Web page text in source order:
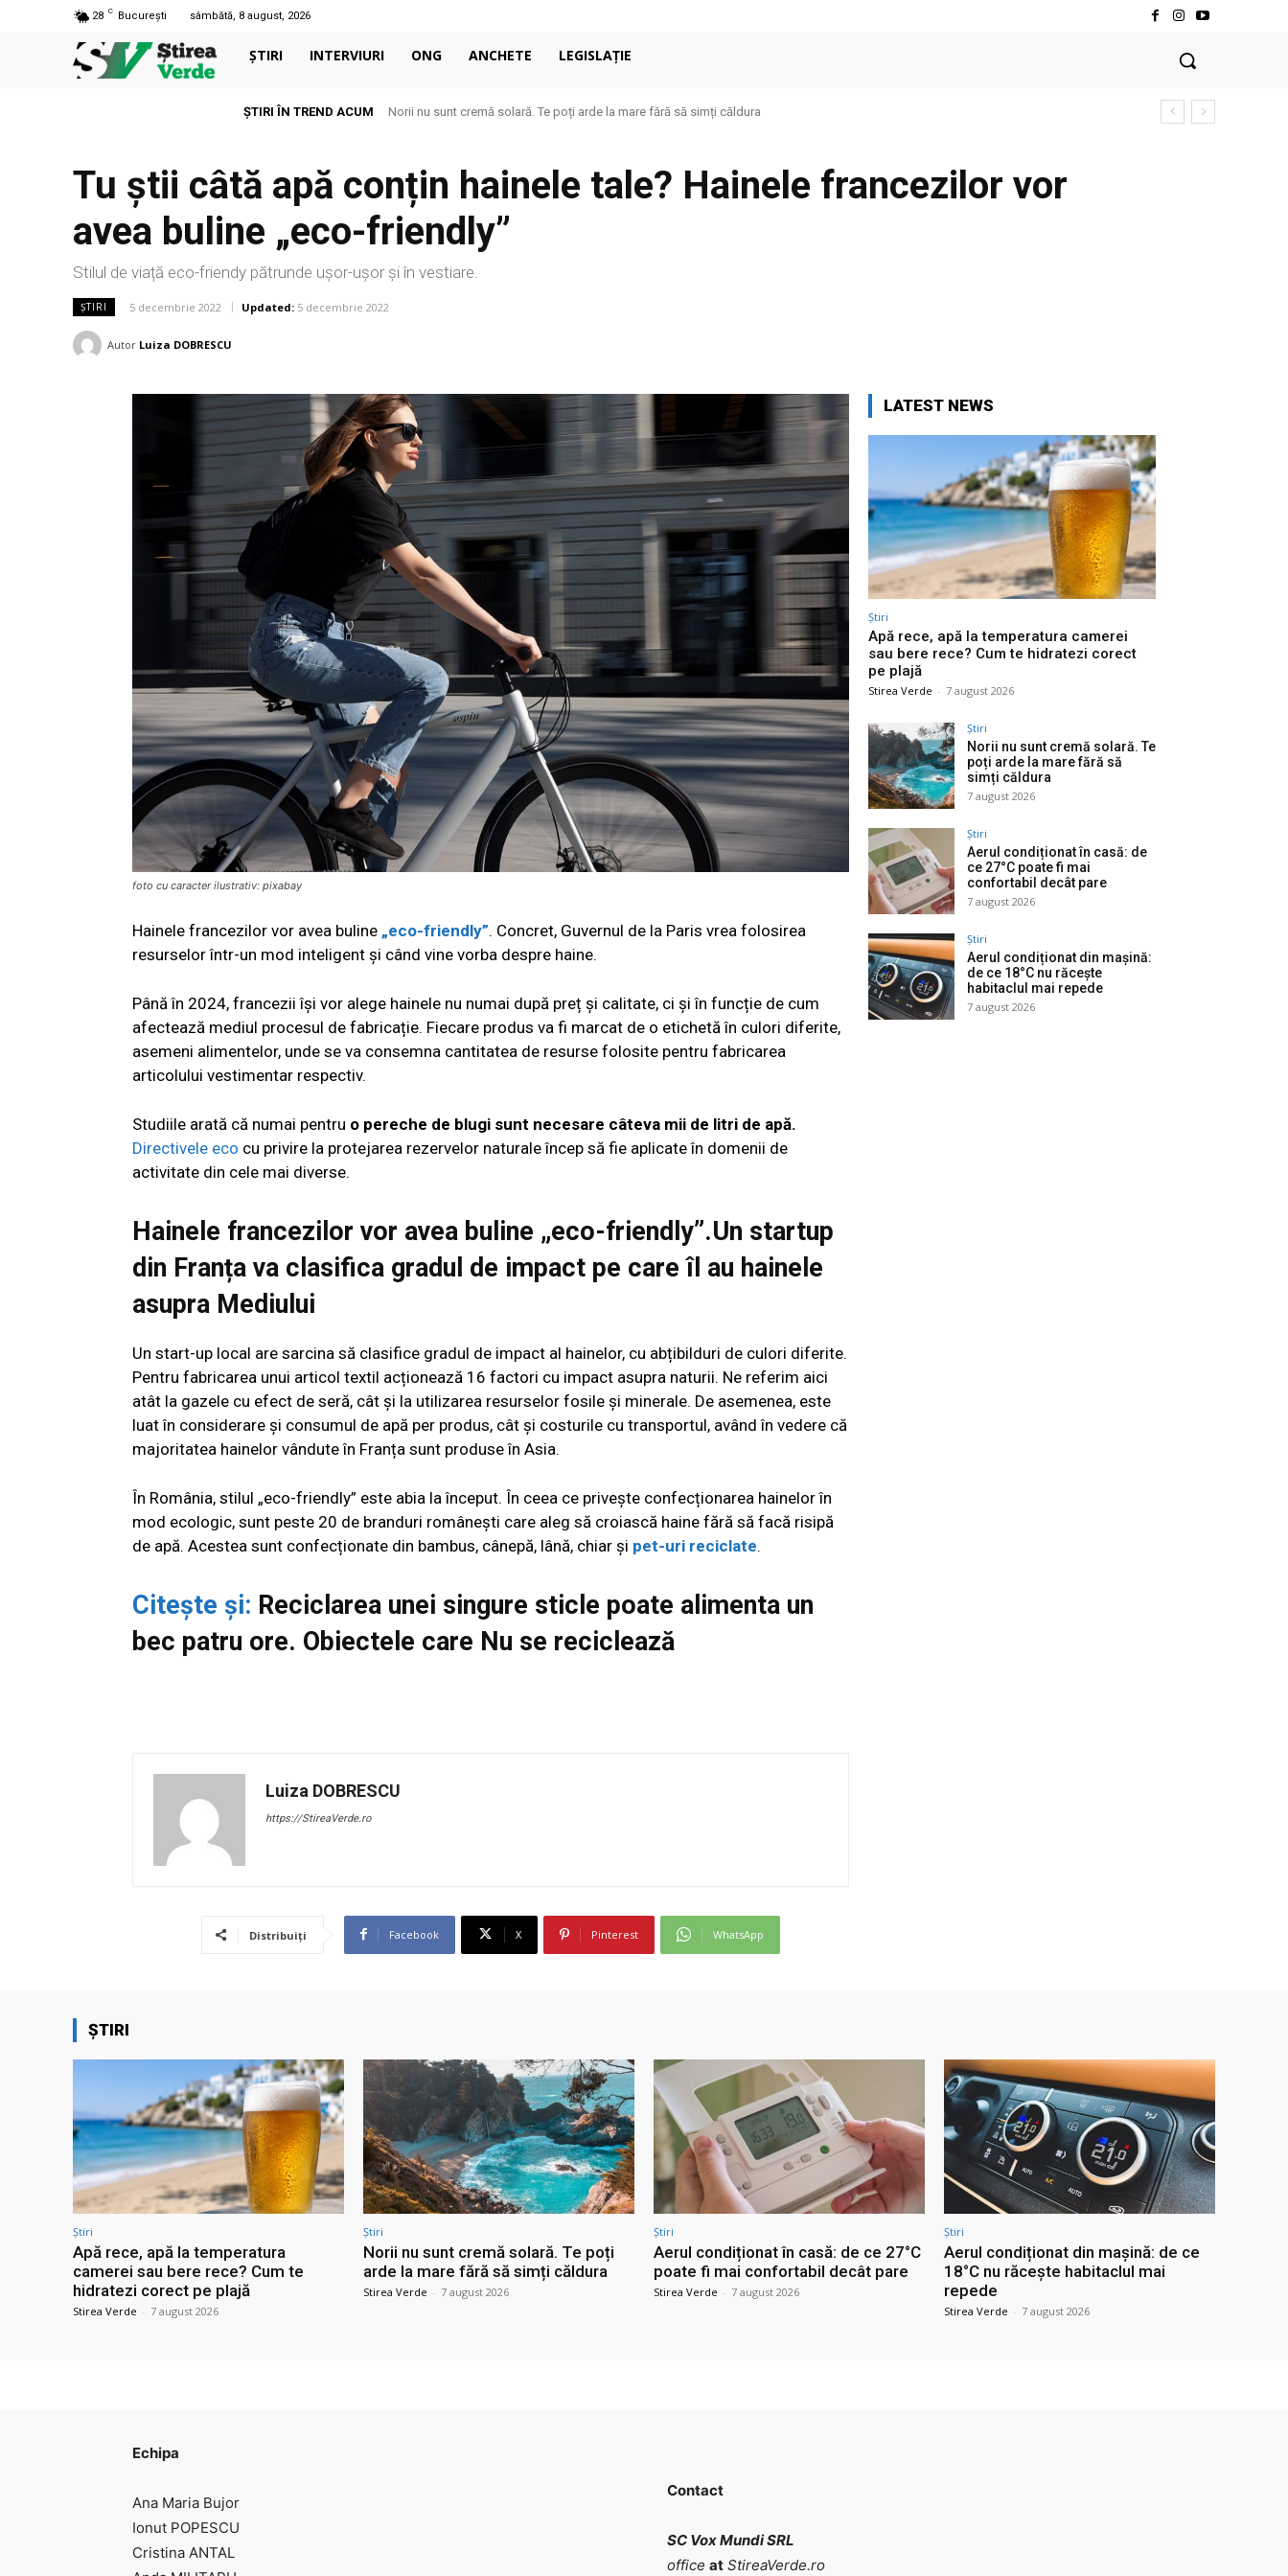
28 C București sâmbătă, 8 august, 2026
ȘTIRI INTERVIURI ONG ANCHETE LEGISLAȚIE
ȘTIRI ÎN TREND ACUM Norii nu sunt cremă solară. Te poți arde la mare fără să simți căldura
Tu știi câtă apă conțin hainele tale? Hainele francezilor vor
avea buline „eco-friendly”
Stilul de viață eco-friendy pătrunde ușor-ușor și în vestiare.
ȘTIRI 5 decembrie 2022 Updated: 5 decembrie 2022
Autor Luiza DOBRESCU
foto cu caracter ilustrativ: pixabay
Hainele francezilor vor avea buline „eco-friendly”. Concret, Guvernul de la Paris vrea folosirea
resurselor într-un mod inteligent și când vine vorba despre haine.
Până în 2024, francezii își vor alege hainele nu numai după preț și calitate, ci și în funcție de cum
afectează mediul procesul de fabricație. Fiecare produs va fi marcat de o etichetă în culori diferite,
asemeni alimentelor, unde se va consemna cantitatea de resurse folosite pentru fabricarea
articolului vestimentar respectiv.
Studiile arată că numai pentru o pereche de blugi sunt necesare câteva mii de litri de apă.
Directivele eco cu privire la protejarea rezervelor naturale încep să fie aplicate în domenii de
activitate din cele mai diverse.
Hainele francezilor vor avea buline „eco-friendly”.Un startup
din Franța va clasifica gradul de impact pe care îl au hainele
asupra Mediului
Un start-up local are sarcina să clasifice gradul de impact al hainelor, cu abțibilduri de culori diferite.
Pentru fabricarea unui articol textil acționează 16 factori cu impact asupra naturii. Ne referim aici
atât la gazele cu efect de seră, cât și la utilizarea resurselor fosile și minerale. De asemenea, este
luat în considerare și consumul de apă per produs, cât și costurile cu transportul, având în vedere că
majoritatea hainelor vândute în Franța sunt produse în Asia.
În România, stilul „eco-friendly” este abia la început. În ceea ce privește confecționarea hainelor în
mod ecologic, sunt peste 20 de branduri românești care aleg să croiască haine fără să facă risipă
de apă. Acestea sunt confecționate din bambus, cânepă, lână, chiar și pet-uri reciclate.
Citește și: Reciclarea unei singure sticle poate alimenta un
bec patru ore. Obiectele care Nu se reciclează
Luiza DOBRESCU
https://StireaVerde.ro
Distribuiți Facebook X Pinterest WhatsApp
LATEST NEWS
Știri
Apă rece, apă la temperatura camerei
sau bere rece? Cum te hidratezi corect
pe plajă
Stirea Verde - 7 august 2026
Știri
Norii nu sunt cremă solară. Te
poți arde la mare fără să
simți căldura
7 august 2026
Știri
Aerul condiționat în casă: de
ce 27°C poate fi mai
confortabil decât pare
7 august 2026
Știri
Aerul condiționat din mașină:
de ce 18°C nu răcește
habitaclul mai repede
7 august 2026
ȘTIRI
Știri
Apă rece, apă la temperatura
camerei sau bere rece? Cum te
hidratezi corect pe plajă
Stirea Verde - 7 august 2026
Știri
Norii nu sunt cremă solară. Te poți
arde la mare fără să simți căldura
Stirea Verde - 7 august 2026
Știri
Aerul condiționat în casă: de ce 27°C
poate fi mai confortabil decât pare
Stirea Verde - 7 august 2026
Știri
Aerul condiționat din mașină: de ce
18°C nu răcește habitaclul mai
repede
Stirea Verde - 7 august 2026
Echipa
Ana Maria Bujor
Ionut POPESCU
Cristina ANTAL
Contact
SC Vox Mundi SRL
office at StireaVerde.ro